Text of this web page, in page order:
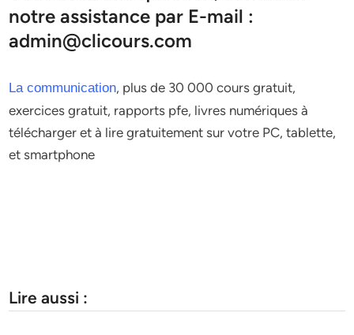
notre assistance par E-mail :
admin@clicours.com
La communication, plus de 30 000 cours gratuit,
exercices gratuit, rapports pfe, livres numériques à
télécharger et à lire gratuitement sur votre PC, tablette,
et smartphone
Lire aussi :